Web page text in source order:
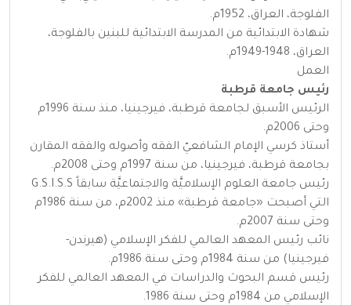
الفلوجة، العراق، 1952م.
شهادة الابتدائية من المدرسة الابتدائية للبنين بالفلوجة،
العراق، 1948-1949م.
العمل
رئيس جامعة قرطبة
الرئيس الأسبق لجامعة قرطبة، فيرجينيا، منذ سنة 1996م
وحتى 2006م.
أستاذ كرسي الإمام الشافعيّ الفقه وأصوله والفقه المقارن
بجامعة قرطبة، فيرجينيا، من سنة 1997م وحتى 2008م.
رئيس جامعة العلوم الإسلاميَّة والاجتماعيَّة سابقاً G.S.I.S.S
التي أصبحت «جامعة قرطبة» منذ 2002م، من سنة 1986م
وحتى سنة 2007م.
نائب رئيس المعهد العالمي للفكر الإسلامي (هيرندن-
فيرجينيا) من سنة 1984م وحتى سنة 1986م.
رئيس قسم البحوث والدراسات في المعهد العالمي للفكر
الإسلامي من 1984م وحتى سنة 1986.